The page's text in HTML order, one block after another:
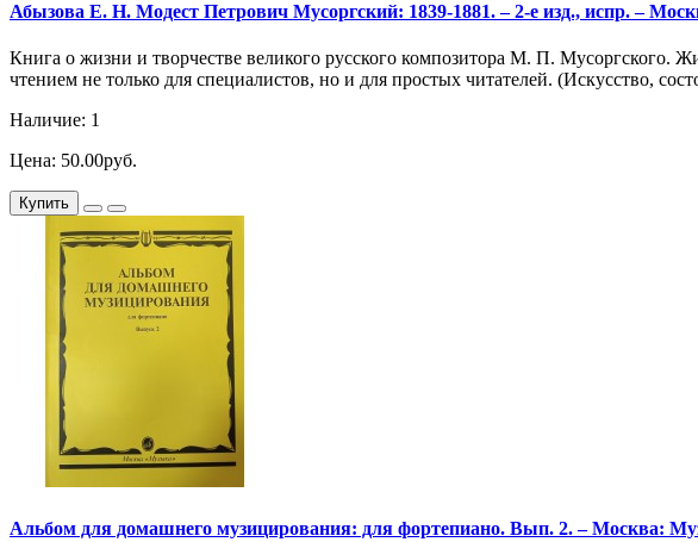
Абызова Е. Н. Модест Петрович Мусоргский: 1839-1881. – 2-е изд., испр. –
Книга о жизни и творчестве великого русского композитора М. П. Мусоргского.
чтением не только для специалистов, но и для простых читателей. (Искусство,
Наличие: 1
Цена: 50.00руб.
Купить
Альбом для домашнего музицирования: для фортепиано. Вып. 2. – Москва: